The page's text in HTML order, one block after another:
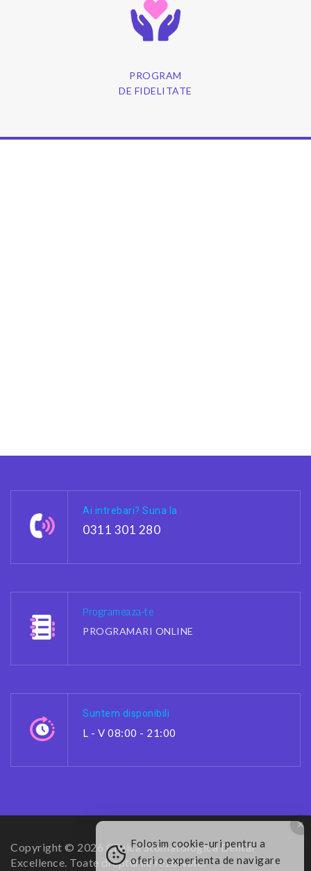
PROGRAM
DE FIDELITATE
Ai intrebari? Suna la
0311 301 280
Programeaza-te
PROGRAMARI ONLINE
Suntem disponibili
L - V 08:00 - 21:00
Copyright © 2026 Clinica Stomatologica Dental
Excellence. Toate drepturile rezervate.
Folosim cookie-uri pentru a
oferi o experienta de navigare